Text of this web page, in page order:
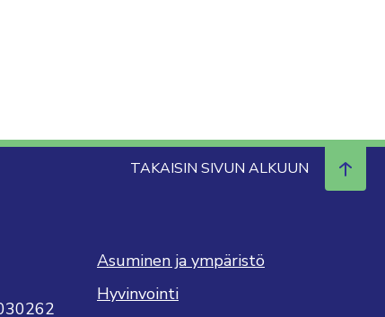
TAKAISIN SIVUN ALKUUN
Asuminen ja ympäristö
Hyvinvointi